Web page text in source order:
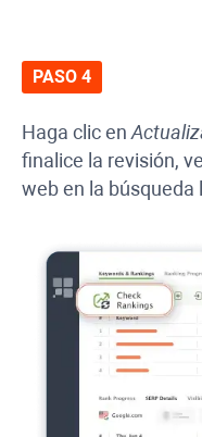
PASO 4
Haga clic en
finalice la revisión,
web en la búsqueda